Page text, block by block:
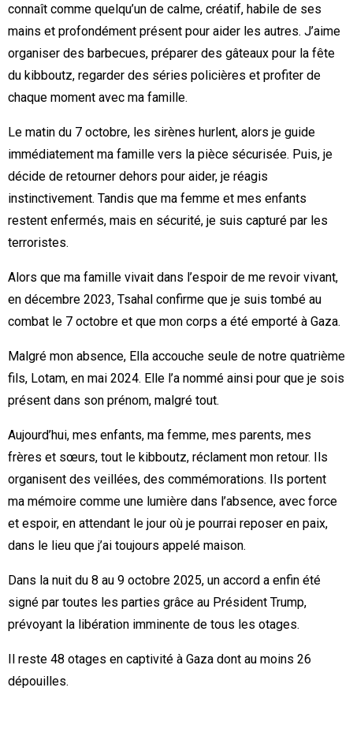
connaît comme quelqu’un de calme, créatif, habile de ses
mains et profondément présent pour aider les autres. J’aime
organiser des barbecues, préparer des gâteaux pour la fête
du kibboutz, regarder des séries policières et profiter de
chaque moment avec ma famille.
Le matin du 7 octobre, les sirènes hurlent, alors je guide
immédiatement ma famille vers la pièce sécurisée. Puis, je
décide de retourner dehors pour aider, je réagis
instinctivement. Tandis que ma femme et mes enfants
restent enfermés, mais en sécurité, je suis capturé par les
terroristes.
Alors que ma famille vivait dans l’espoir de me revoir vivant,
en décembre 2023, Tsahal confirme que je suis tombé au
combat le 7 octobre et que mon corps a été emporté à Gaza.
Malgré mon absence, Ella accouche seule de notre quatrième
fils, Lotam, en mai 2024. Elle l’a nommé ainsi pour que je sois
présent dans son prénom, malgré tout.
Aujourd’hui, mes enfants, ma femme, mes parents, mes
frères et sœurs, tout le kibboutz, réclament mon retour. Ils
organisent des veillées, des commémorations. Ils portent
ma mémoire comme une lumière dans l’absence, avec force
et espoir, en attendant le jour où je pourrai reposer en paix,
dans le lieu que j’ai toujours appelé maison.
Dans la nuit du 8 au 9 octobre 2025, un accord a enfin été
signé par toutes les parties grâce au Président Trump,
prévoyant la libération imminente de tous les otages.
Il reste 48 otages en captivité à Gaza dont au moins 26
dépouilles.